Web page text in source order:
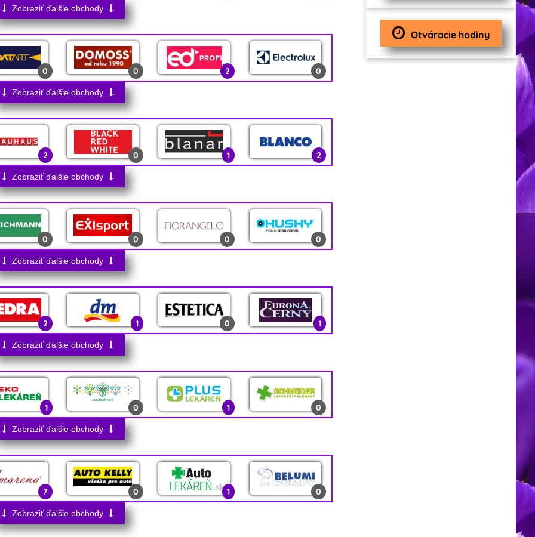
4 0 1 0
1 0 4 1
3 1 0 2
1 1 2 12
0 0 23 2
0
Zobraziť ďalšie obchody
0 0 2 0
0 0 0 0
0 0 0 0
0 0
Zobraziť ďalšie obchody
2 0 1 2
0 0 1 0
0 0 2 1
0 3 2 1
3 0 2 13
1 0 0 1
0
Zobraziť ďalšie obchody
0 0 0 0
0 0 2 0
0
Zobraziť ďalšie obchody
2 1 0 1
0 0 16 2
1 0 0
Zobraziť ďalšie obchody
1 0 1 0
1
Zobraziť ďalšie obchody
7 0 1 0
Zobraziť ďalšie obchody
Otváracie hodiny